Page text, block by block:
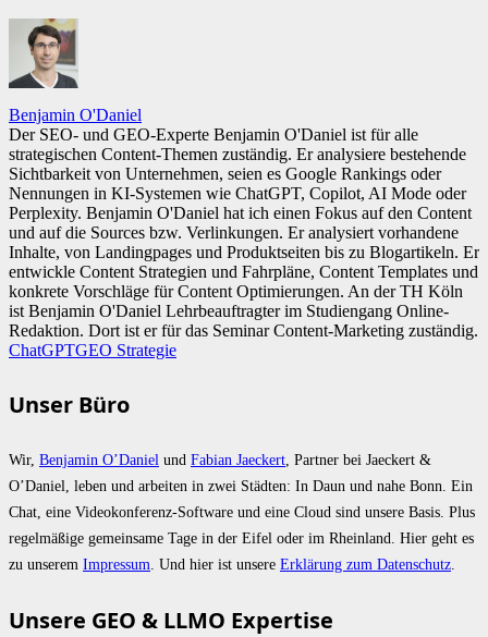
Benjamin O'Daniel
Der SEO- und GEO-Experte Benjamin O'Daniel ist für alle
strategischen Content-Themen zuständig. Er analysiere bestehende
Sichtbarkeit von Unternehmen, seien es Google Rankings oder
Nennungen in KI-Systemen wie ChatGPT, Copilot, AI Mode oder
Perplexity. Benjamin O'Daniel hat ich einen Fokus auf den Content
und auf die Sources bzw. Verlinkungen. Er analysiert vorhandene
Inhalte, von Landingpages und Produktseiten bis zu Blogartikeln. Er
entwickle Content Strategien und Fahrpläne, Content Templates und
konkrete Vorschläge für Content Optimierungen. An der TH Köln
ist Benjamin O'Daniel Lehrbeauftragter im Studiengang Online-
Redaktion. Dort ist er für das Seminar Content-Marketing zuständig.
ChatGPTGEO Strategie
Unser Büro
Wir, Benjamin O’Daniel und Fabian Jaeckert , Partner bei Jaeckert &
O’Daniel, leben und arbeiten in zwei Städten: In Daun und nahe Bonn. Ein
Chat, eine Videokonferenz-Software und eine Cloud sind unsere Basis. Plus
regelmäßige gemeinsame Tage in der Eifel oder im Rheinland. Hier geht es
zu unserem Impressum . Und hier ist unsere Erklärung zum Datenschutz
Unsere GEO & LLMO Expertise